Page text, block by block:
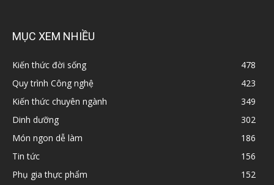
MỤC XEM NHIỀU
Kiến thức đời sống
478
Quy trình Công nghệ
423
Kiến thức chuyên ngành
349
Dinh dưỡng
302
Món ngon dễ làm
186
Tin tức
156
Phụ gia thực phẩm
152